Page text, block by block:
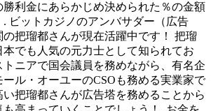
利金にあらかじめ決められた％の金額
ビットカジノのアンバサダー（広告
把瑠都さんが現在活躍中です！ 把瑠
でも人気の元力士として知られてお
トニアで国会議員を務めながら、有名企
ル・オーユーのCSOも務める実業家で
把瑠都さんが広告塔を務めることから